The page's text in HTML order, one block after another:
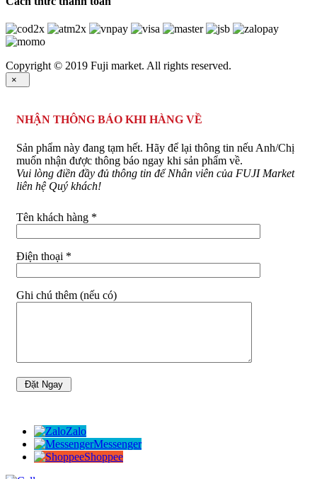
Copyright © 2019 Fuji market. All rights reserved.
×
NHẬN THÔNG BÁO KHI HÀNG VỀ
Sản phẩm này đang tạm hết. Hãy để lại thông tin nếu Anh/Chị
muốn nhận được thông báo ngay khi sản phẩm về.
Vui lòng điền đầy đủ thông tin để Nhân viên của FUJI Market
liên hệ Quý khách!
Tên khách hàng *
Điện thoại *
Ghi chú thêm (nếu có)
Zalo
Messenger
Shoppee